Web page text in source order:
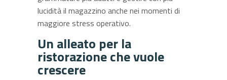
lucidità il magazzino anche nei momenti di
maggiore stress operativo.
Un alleato per la
ristorazione che vuole
crescere